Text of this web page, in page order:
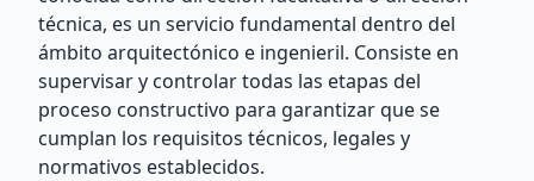
técnica, es un servicio fundamental dentro del
ámbito arquitectónico e ingenieril. Consiste en
supervisar y controlar todas las etapas del
proceso constructivo para garantizar que se
cumplan los requisitos técnicos, legales y
normativos establecidos.